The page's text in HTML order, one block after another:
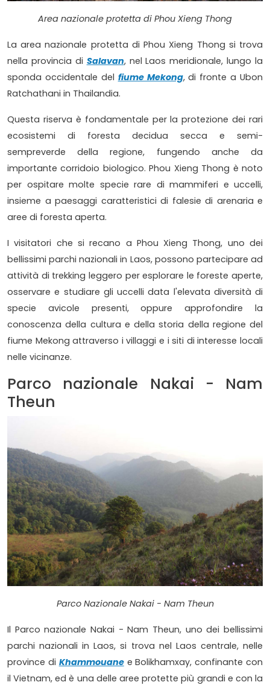
Area nazionale protetta di Phou Xieng Thong
La area nazionale protetta di Phou Xieng Thong si trova
nella provincia di Salavan, nel Laos meridionale, lungo la
sponda occidentale del fiume Mekong, di fronte a Ubon
Ratchathani in Thailandia.
Questa riserva è fondamentale per la protezione dei rari
ecosistemi di foresta decidua secca e semi-
sempreverde della regione, fungendo anche da
importante corridoio biologico. Phou Xieng Thong è noto
per ospitare molte specie rare di mammiferi e uccelli,
insieme a paesaggi caratteristici di falesie di arenaria e
aree di foresta aperta.
I visitatori che si recano a Phou Xieng Thong, uno dei
bellissimi parchi nazionali in Laos, possono partecipare ad
attività di trekking leggero per esplorare le foreste aperte,
osservare e studiare gli uccelli data l'elevata diversità di
specie avicole presenti, oppure approfondire la
conoscenza della cultura e della storia della regione del
fiume Mekong attraverso i villaggi e i siti di interesse locali
nelle vicinanze.
Parco nazionale Nakai - Nam
Theun
Parco Nazionale Nakai - Nam Theun
Il Parco nazionale Nakai - Nam Theun, uno dei bellissimi
parchi nazionali in Laos, si trova nel Laos centrale, nelle
province di Khammouanee Bolikhamxay, confinante con
il Vietnam, ed è una delle aree protette più grandi e con la